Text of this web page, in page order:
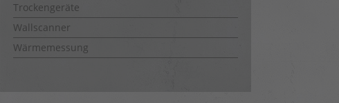
Trockengeräte
Wallscanner
Wärmemessung